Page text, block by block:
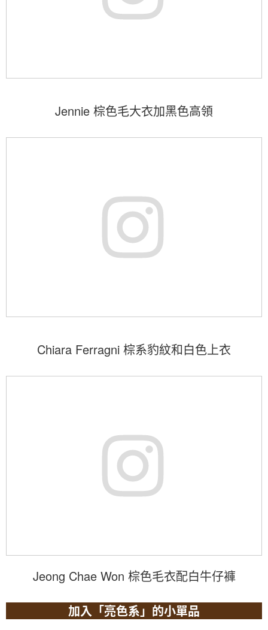
Jennie 棕色毛大衣加黑色高領
Chiara Ferragni 棕系豹紋和白色上衣
Jeong Chae Won 棕色毛衣配白牛仔褲
加入「亮色系」的小單品